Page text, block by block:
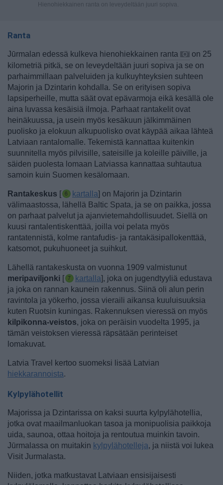
Hienohiekkainen ranta on leveydeltään juuri sopiva.
Ranta
Jūrmalan edessä kulkeva hienohiekkainen ranta
on 25
kilometriä pitkä, se on leveydeltään juuri sopiva ja se on
parhaimmillaan palveluiden ja kulkuyhteyksien suhteen
Majorin ja Dzintarin kohdalla. Se on erityisen sopiva
lapsiperheille, mutta säät ovat epävarmoja eikä kesällä ole
aina luvassa kesäisiä ilmoja. Parhaat rantakelit ovat
heinäkuussa, ja usein myös kesäkuun jälkimmäinen
puolisko ja elokuun alkupuolisko ovat käypää aikaa lähteä
Latviaan rantalomalle. Tekemistä kannattaa kuitenkin
suunnitella myös pilvisille, sateisille ja koleille päiville, ja
säiden puolesta lomaan Latviassa kannattaa suhtautua
samoin kuin Suomen kesälomaan.
Rantakeskus [ kartalla] on Majorin ja Dzintarin
välimaastossa, lähellä Baltic Spata, ja se on paikka, jossa
on parhaat palvelut ja ajanvietemahdollisuudet. Siellä on
kuusi rantalentiskenttää, joilla voi pelata myös
rantatennistä, kolme rantafudis- ja rantakäsipallokenttää,
katsomot, pukuhuoneet ja suihkut.
Lähellä rantakeskusta on vuonna 1909 valmistunut
meripaviljonki [ kartalla], joka on jugendtyyliä edustava
ja joka on rannan kaunein rakennus. Siinä oli alun perin
ravintola ja yökerho, jossa vieraili aikansa kuuluisuuksia
kuten Ruotsin kuningas. Rakennuksen vieressä on myös
kilpikonna-veistos, joka on peräisin vuodelta 1995, ja
tämän veistoksen vieressä räpsätään perinteiset
lomakuvat.
Latvia Travel kertoo suomeksi lisää Latvian
hiekkarannoista.
Kylpylähotellit
Majorissa ja Dzintarissa on kaksi suurta kylpylähotellia,
jotka ovat maailmanluokan tasoa ja monipuolisia paikkoja
uida, saunoa, ottaa hoitoja ja rentoutua muinkin tavoin.
Jūrmalassa on muitakin kylpylähotelleja, ja niistä voi lukea
Visit Jurmalasta.
Niiden, jotka matkustavat Latviaan ensisijaisesti